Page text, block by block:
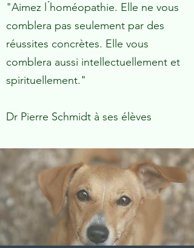
"Aimez l ́homéopathie. Elle ne vous
comblera pas seulement par des
réussites concrètes. Elle vous
comblera aussi intellectuellement et
spirituellement."
Dr Pierre Schmidt à ses élèves